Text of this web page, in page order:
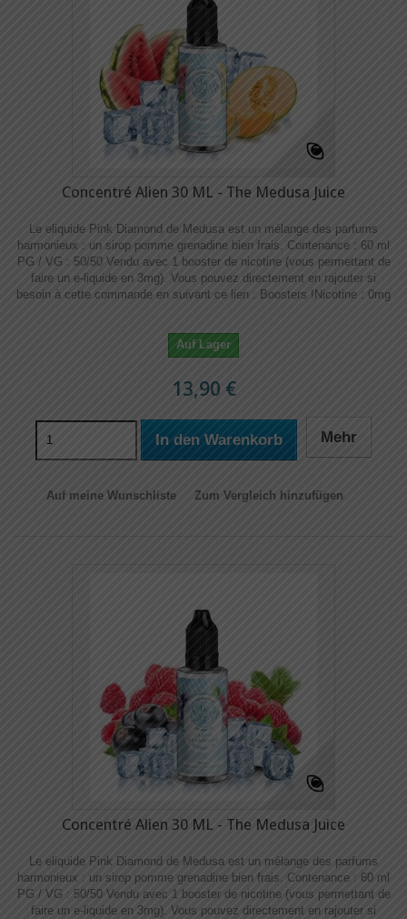
Concentré Alien 30 ML - The Medusa Juice
Le eliquide Pink Diamond de Medusa est un mélange des parfums
harmonieux : un sirop pomme grenadine bien frais. Contenance : 60 ml
PG / VG : 50/50 Vendu avec 1 booster de nicotine (vous permettant de
faire un e-liquide en 3mg). Vous pouvez directement en rajouter si
besoin à cette commande en suivant ce lien : Boosters !​​ Nicotine : 0mg
Auf Lager
13,90 €
In den Warenkorb Mehr
Auf meine Wunschliste Zum Vergleich hinzufügen
Concentré Alien 30 ML - The Medusa Juice
Le eliquide Pink Diamond de Medusa est un mélange des parfums
harmonieux : un sirop pomme grenadine bien frais. Contenance : 60 ml
PG / VG : 50/50 Vendu avec 1 booster de nicotine (vous permettant de
faire un e-liquide en 3mg). Vous pouvez directement en rajouter si